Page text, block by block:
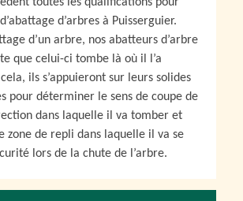
d’arbres à Puisserguier.
d’un arbre, nos abatteurs d’arbre
que celui-ci tombe là où il l’a
ils s’appuieront sur leurs solides
pour déterminer le sens de coupe de
dans laquelle il va tomber et
zone de repli dans laquelle il va se
lors de la chute de l’arbre.